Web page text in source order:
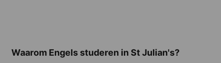
Waarom Engels studeren in St Julian's?